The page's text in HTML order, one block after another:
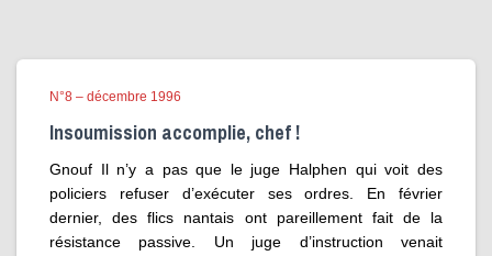
N°8 – décembre 1996
Insoumission accomplie, chef !
Gnouf Il n’y a pas que le juge Halphen qui voit des
policiers refuser d’exécuter ses ordres. En février
dernier, des flics nantais ont pareillement fait de la
résistance passive. Un juge d’instruction venait